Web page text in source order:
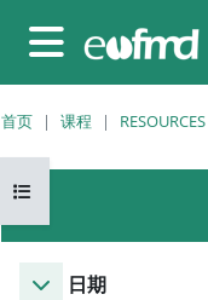
停靠面板
打开课程索引
首页 课程 RESOURCES
日期